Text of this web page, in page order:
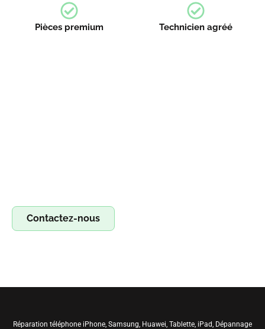
Pièces premium Technicien agréé
Contactez-nous
Réparation téléphone iPhone, Samsung, Huawei, Tablette, iPad, Dépannage